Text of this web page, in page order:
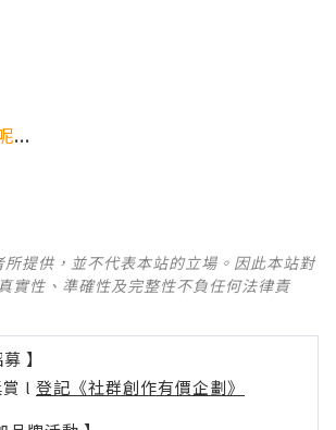
...
提供，並不代表本站的立場。因此本站對
實性、準確性及完整性不負任何法律責
】
l 登記《社群創作有價企劃》